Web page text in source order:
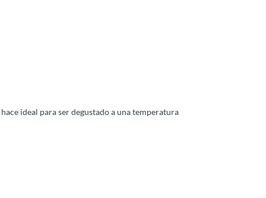
ideal para ser degustado a una temperatura